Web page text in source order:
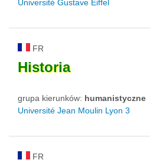
Université Gustave Eiffel
FR
Historia
grupa kierunków: humanistyczne
Université Jean Moulin Lyon 3
FR